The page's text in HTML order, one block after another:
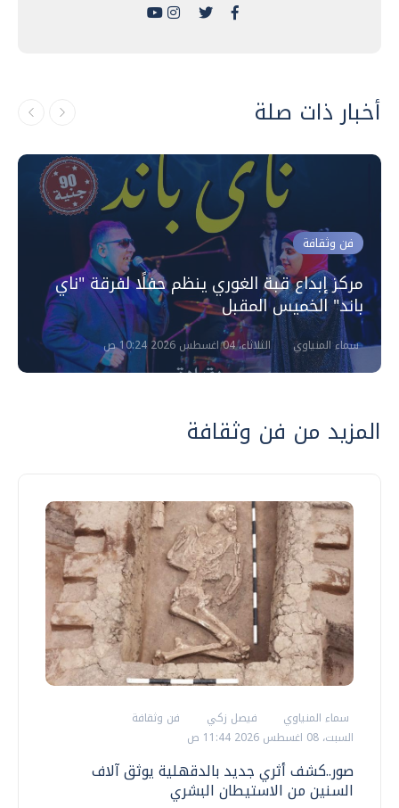
أخبار ذات صلة
فن وثقافة
مركز إبداع قبة الغوري ينظم حفلًا لفرقة "ناي
باند" الخميس المقبل
سماء المنياوي الثلاثاء، 04 اغسطس 2026 10:24 ص
المزيد من فن وثقافة
سماء المنياوي فيصل زكي
فن وثقافة
السبت، 08 اغسطس 2026 11:44 ص
صور..كشف أثري جديد بالدقهلية يوثق آلاف
السنين من الاستيطان البشري